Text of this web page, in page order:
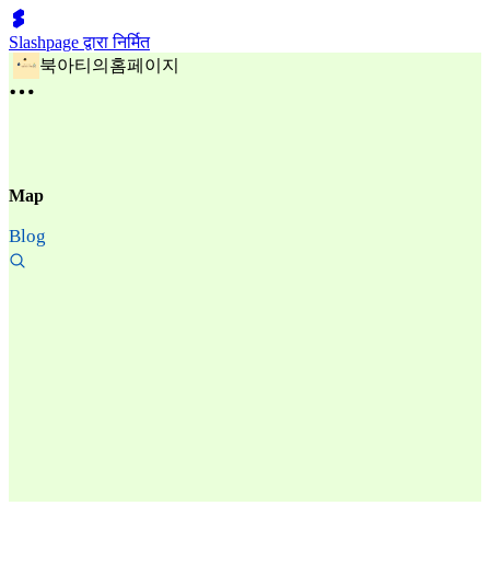
Slashpage द्वारा निर्मित
북아티의홈페이지
Map
Blog